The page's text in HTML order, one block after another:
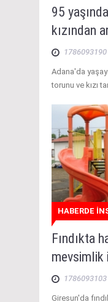
95
kızından
1786093190
Adana'da
torunu ve kızı
HABERDE
Fındıkta
mevsimlik
1786093103
Giresun'da